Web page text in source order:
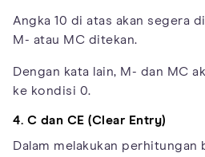
Angka 10 di atas akan segera
M- atau MC ditekan.
Dengan kata lain, M- dan MC
ke kondisi 0.
4. C dan CE (Clear Entry)
Dalam melakukan perhitungan